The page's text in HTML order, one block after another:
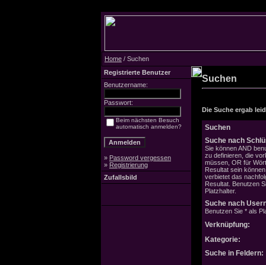
Home / Suchen
Registrierte Benutzer
Benutzername:
Passwort:
Beim nächsten Besuch
automatisch anmelden?
» Password vergessen
» Registrierung
Zufallsbild
Suchen
Die Suche ergab
Suchen
Suche nach
Sie können AND
zu definieren, die
müssen, OR für
Resultat sein
verbietet das
Resultat. Benutzen
Platzhalter.
Suche nach
Benutzen Sie * als
Verknüpfung:
Kategorie:
Suche in Feldern: